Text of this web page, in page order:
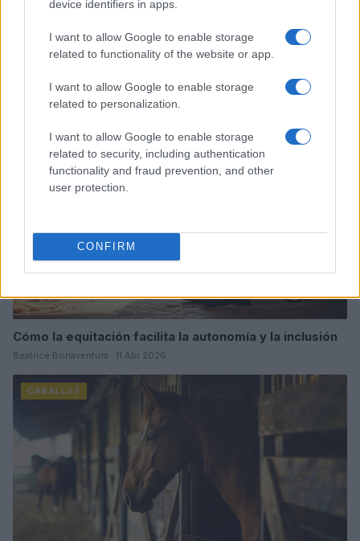
device identifiers in apps.
I want to allow Google to enable storage
related to functionality of the website or app.
I want to allow Google to enable storage
related to personalization.
I want to allow Google to enable storage
related to security, including authentication
functionality and fraud prevention, and other
user protection.
CONFIRM
Sigue leyendo
Cómo la equitación facilita la autonomía y la inclusión
Beatrice Bonaventura · 11 Abr 2026
CABALLOS